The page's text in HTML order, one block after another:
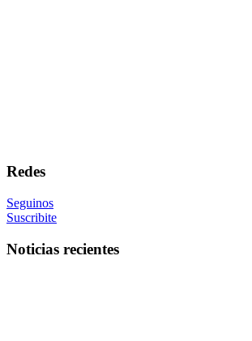
Redes
Seguinos
Suscribite
Noticias recientes